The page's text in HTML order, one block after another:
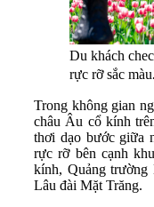
Du khách
rực rỡ sắc màu.
Trong không gian
châu Âu cổ kính
thơi dạo bước giữa
rực rỡ bên cạnh
kính, Quảng trường
Lâu đài Mặt Trăng.